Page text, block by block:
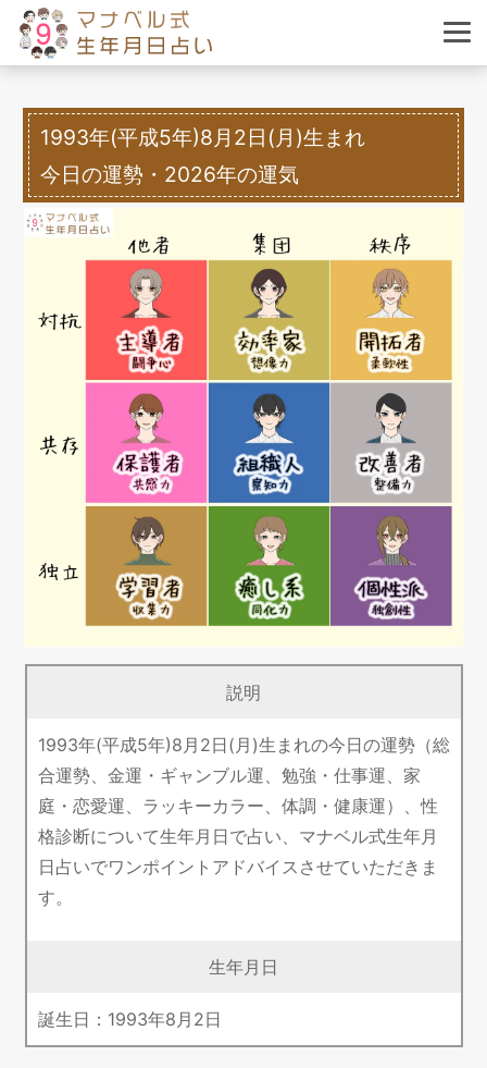
1993年(平成5年)8月2日(月)生まれ
今日の運勢・2026年の運気
説明
1993年(平成5年)8月2日(月)生まれの今日の運勢（総
合運勢、金運・ギャンブル運、勉強・仕事運、家
庭・恋愛運、ラッキーカラー、体調・健康運）、性
格診断について生年月日で占い、マナベル式生年月
日占いでワンポイントアドバイスさせていただきま
す。
生年月日
誕生日： 1993年8 月 2日